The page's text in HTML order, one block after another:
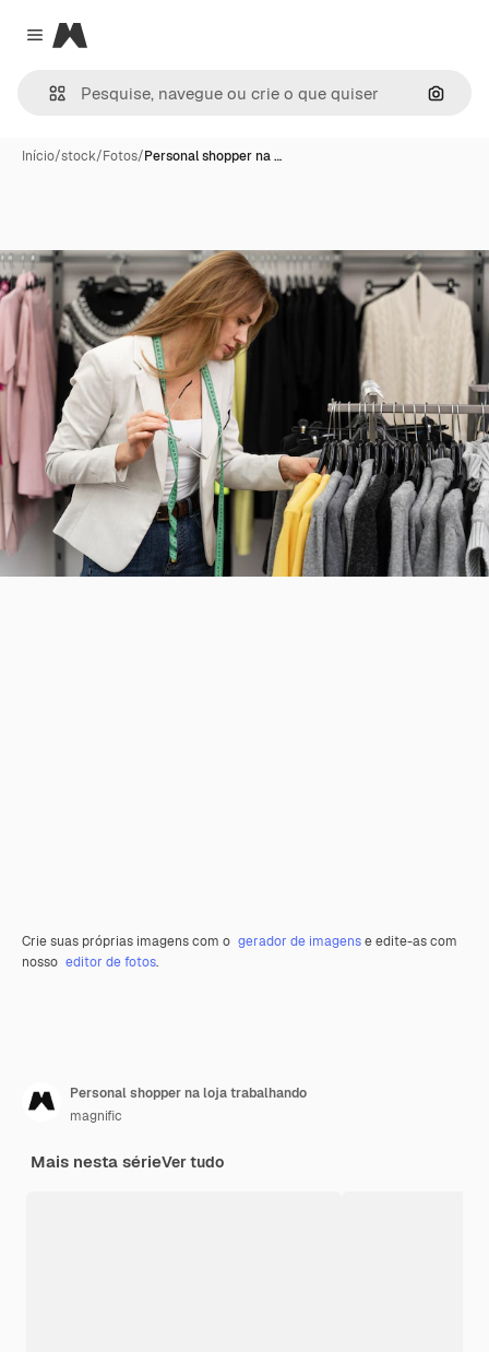
Close menu
Magnific
Início/stock/Fotos/Personal shopper na …
Crie suas próprias imagens com o gerador de imagense edite-as com
nosso editor de fotos.
Personal shopper na loja trabalhando
magnific
Mais nesta sérieVer tudo